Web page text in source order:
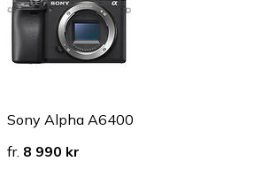
Sony Alpha A6400
fr. 8 990 kr